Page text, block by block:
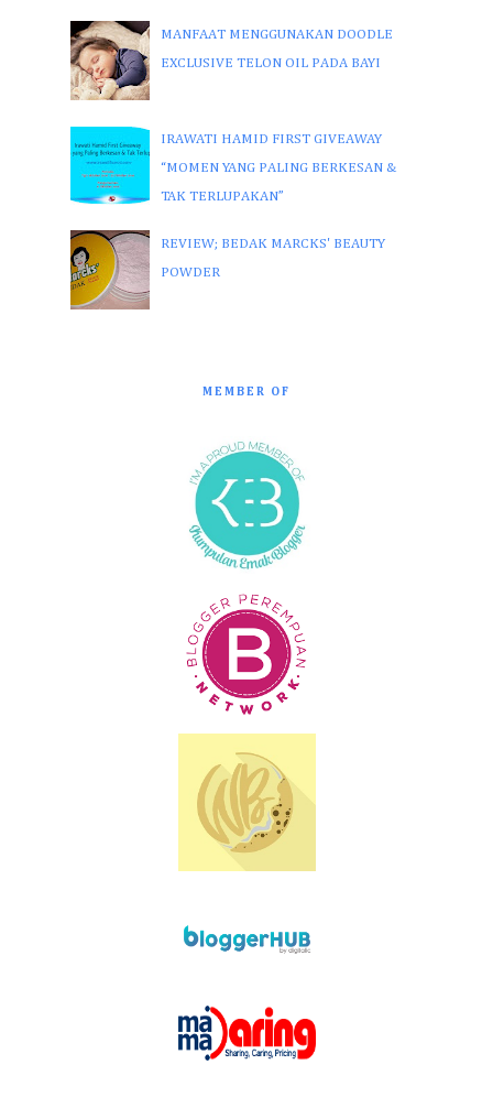
MANFAAT MENGGUNAKAN DOODLE
EXCLUSIVE TELON OIL PADA BAYI
IRAWATI HAMID FIRST GIVEAWAY
“MOMEN YANG PALING BERKESAN &
TAK TERLUPAKAN”
REVIEW; BEDAK MARCKS' BEAUTY
POWDER
MEMBER OF